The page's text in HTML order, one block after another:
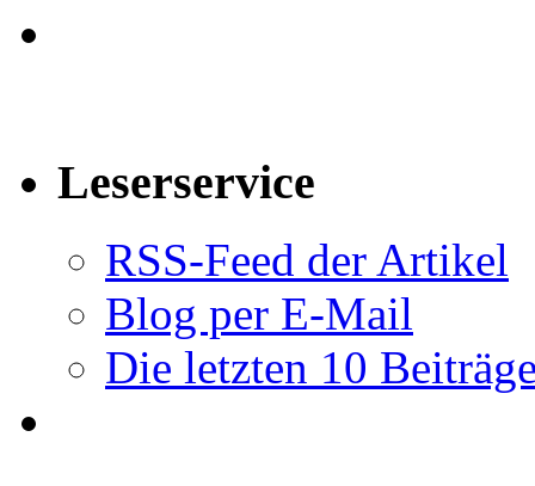
Leserservice
RSS-Feed der Artikel
Blog per E-Mail
Die letzten 10